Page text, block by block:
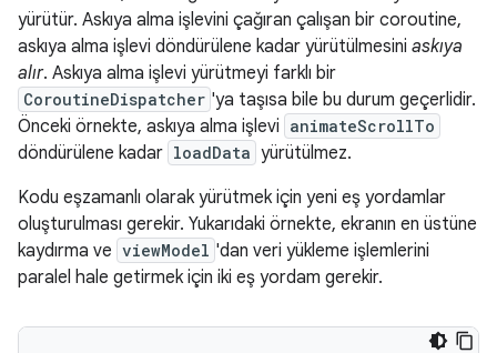
yürütür. Askıya alma işlevini çağıran çalışan bir coroutine,
askıya alma işlevi döndürülene kadar yürütülmesini askıya
alır. Askıya alma işlevi yürütmeyi farklı bir
CoroutineDispatcher 'ya taşısa bile bu durum geçerlidir.
Önceki örnekte, askıya alma işlevi animateScrollTo
döndürülene kadar loadData yürütülmez.
Kodu eşzamanlı olarak yürütmek için yeni eş yordamlar
oluşturulması gerekir. Yukarıdaki örnekte, ekranın en üstüne
kaydırma ve viewModel 'dan veri yükleme işlemlerini
paralel hale getirmek için iki eş yordam gerekir.